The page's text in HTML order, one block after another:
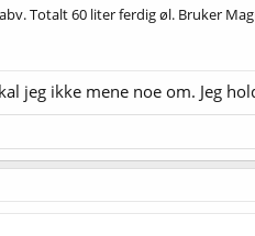
Totalt 60 liter ferdig øl. Bruker
jeg ikke mene noe om. Jeg